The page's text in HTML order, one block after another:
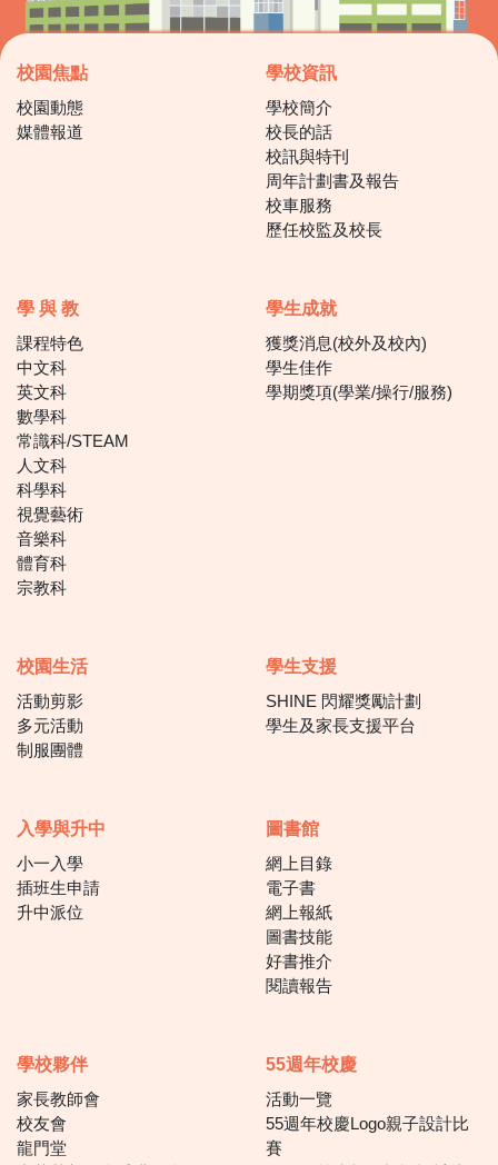
校園焦點
校園動態
媒體報道
學校資訊
學校簡介
校長的話
校訊與特刊
周年計劃書及報告
校車服務
歷任校監及校長
學 與 教
課程特色
中文科
英文科
數學科
常識科/STEAM
人文科
科學科
視覺藝術
音樂科
體育科
宗教科
學生成就
獲獎消息(校外及校內)
學生佳作
學期獎項(學業/操行/服務)
校園生活
活動剪影
多元活動
制服團體
學生支援
SHINE 閃耀獎勵計劃
學生及家長支援平台
入學與升中
小一入學
插班生申請
升中派位
圖書館
網上目錄
電子書
網上報紙
圖書技能
好書推介
閱讀報告
學校夥伴
家長教師會
校友會
龍門堂
55週年校慶
活動一覽
55週年校慶Logo親子設計比
賽